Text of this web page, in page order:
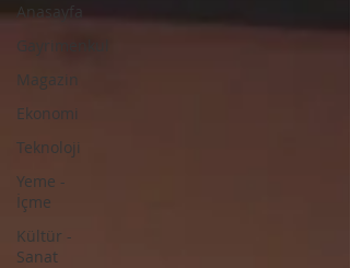
Anasayfa
Gayrimenkul
Magazin
Ekonomi
Teknoloji
Yeme -
İçme
Kültür -
Sanat